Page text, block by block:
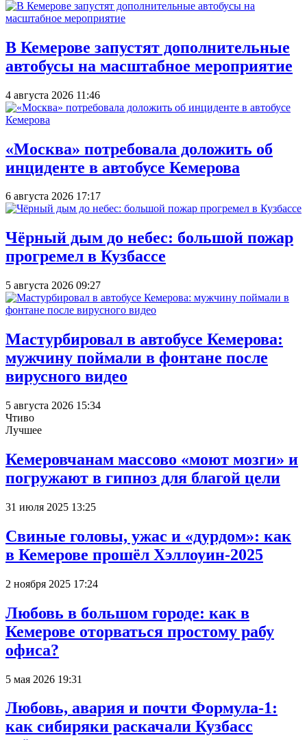
В Кемерове запустят дополнительные
автобусы на масштабное мероприятие
4 августа 2026 11:46
«Москва» потребовала доложить об
инциденте в автобусе Кемерова
6 августа 2026 17:17
Чёрный дым до небес: большой пожар
прогремел в Кузбассе
5 августа 2026 09:27
Мастурбировал в автобусе Кемерова:
мужчину поймали в фонтане после
вирусного видео
5 августа 2026 15:34
Чтиво
Лучшее
Кемеровчанам массово «моют мозги» и
погружают в гипноз для благой цели
31 июля 2025 13:25
Свиные головы, ужас и «дурдом»: как
в Кемерове прошёл Хэллоуин-2025
2 ноября 2025 17:24
Любовь в большом городе: как в
Кемерове оторваться простому рабу
офиса?
5 мая 2026 19:31
Любовь, авария и почти Формула-1:
как сибиряки раскачали Кузбасс